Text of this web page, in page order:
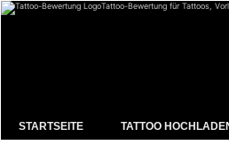
Tattoo-Bewertung für Tattoos,
STARTSEITE TATTOO